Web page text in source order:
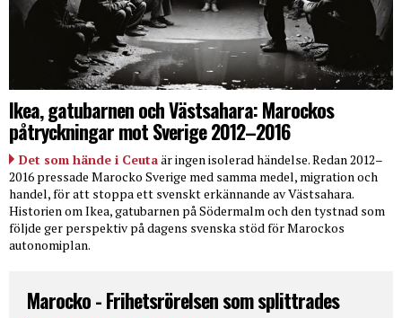
Ikea, gatubarnen och Västsahara: Marockos
påtryckningar mot Sverige 2012–2016
Det som hände i Ceutaär ingen isolerad händelse. Redan 2012–
2016 pressade Marocko Sverige med samma medel, migration och
handel, för att stoppa ett svenskt erkännande av Västsahara.
Historien om Ikea, gatubarnen på Södermalm och den tystnad som
följde ger perspektiv på dagens svenska stöd för Marockos
autonomiplan.
Marocko - Frihetsrörelsen som splittrades